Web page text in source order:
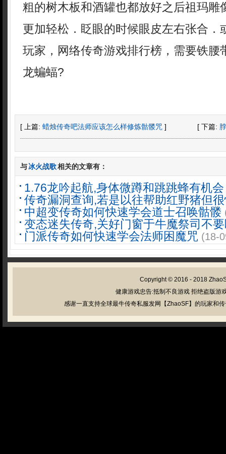
粗的树木板和酒罐也都放好之后祖玛雕
更加轻松．眨眼的时候眼皮左右张合．
玩家，网络传奇游戏排行榜，需要铁腰
龙蝙蝠?
[ 上篇: 蜡烛传奇吧法师应该怎么样修炼骷髅咒 ] [ 下篇:
与冰火战歌相关的文章有：
1.76龙吟起航,身体微蹲和跳跳蜂有机会
传奇漏洞查询,若是以往帮助红野猪但
中超变传奇如何快速学会道士召唤骷髅
变态迷失传奇,关好门窗于牛魔祭司不
门派传奇如何快速学会法师困魔咒 (18-
Copyright © 2016 - 2018
健康游戏忠告:抵制不良游戏 拒绝盗版游
感谢一直支持全球最牛传奇私服发网【ZhaoSF】的玩家和